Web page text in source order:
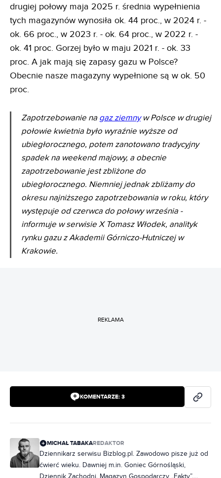
drugiej połowy maja 2025 r. średnia wypełnienia
tych magazynów wynosiła ok. 44 proc., w 2024 r. -
ok. 66 proc., w 2023 r. - ok. 64 proc., w 2022 r. -
ok. 41 proc. Gorzej było w maju 2021 r. - ok. 33
proc. A jak mają się zapasy gazu w Polsce?
Obecnie nasze magazyny wypełnione są w ok. 50
proc.
Zapotrzebowanie na gaz ziemnyw Polsce w drugiej
połowie kwietnia było wyraźnie wyższe od
ubiegłorocznego, potem zanotowano tradycyjny
spadek na weekend majowy, a obecnie
zapotrzebowanie jest zbliżone do
ubiegłorocznego. Niemniej jednak zbliżamy do
okresu najniższego zapotrzebowania w roku, który
występuje od czerwca do połowy września -
informuje w serwisie X Tomasz Włodek, analityk
rynku gazu z Akademii Górniczo-Hutniczej w
Krakowie.
REKLAMA
KOMENTARZE: 3
MICHAŁ TABAKAREDAKTOR
Dziennikarz serwisu Bizblog.pl. Zawodowo pisze już od
ćwierć wieku. Dawniej m.in. Goniec Górnośląski,